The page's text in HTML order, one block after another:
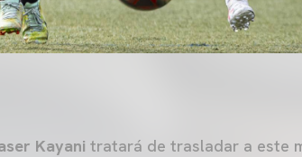
Kayani tratará de trasladar a este